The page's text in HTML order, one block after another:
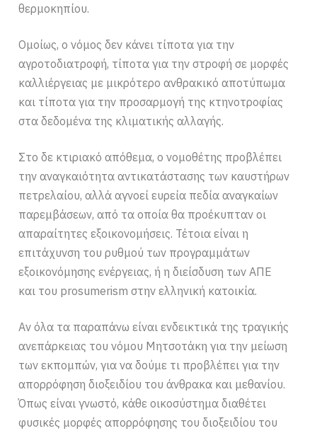
θερμοκηπίου.
Ομοίως, ο νόμος δεν κάνει τίποτα για την
αγροτοδιατροφή, τίποτα για την στροφή σε μορφές
καλλιέργειας με μικρότερο ανθρακικό αποτύπωμα
και τίποτα για την προσαρμογή της κτηνοτροφίας
στα δεδομένα της κλιματικής αλλαγής.
Στο δε κτιριακό απόθεμα, ο νομοθέτης προβλέπει
την αναγκαιότητα αντικατάστασης των καυστήρων
πετρελαίου, αλλά αγνοεί ευρεία πεδία αναγκαίων
παρεμβάσεων, από τα οποία θα προέκυπταν οι
απαραίτητες εξοικονομήσεις. Τέτοια είναι η
επιτάχυνση του ρυθμού των προγραμμάτων
εξοικονόμησης ενέργειας, ή η διείσδυση των ΑΠΕ
και του prosumerism στην ελληνική κατοικία.
Αν όλα τα παραπάνω είναι ενδεικτικά της τραγικής
ανεπάρκειας του νόμου Μητσοτάκη για την μείωση
των εκπομπών, για να δούμε τι προβλέπει για την
απορρόφηση διοξειδίου του άνθρακα και μεθανίου.
Όπως είναι γνωστό, κάθε οικοσύστημα διαθέτει
φυσικές μορφές απορρόφησης του διοξειδίου του